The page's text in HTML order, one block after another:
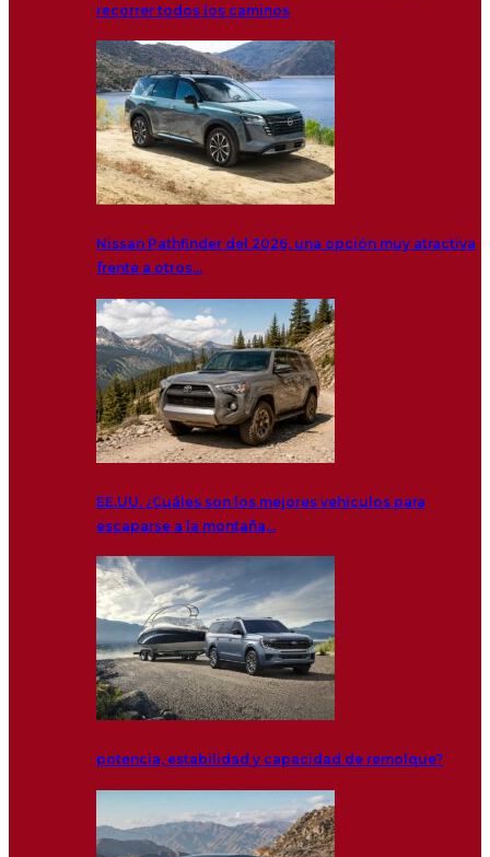
recorrer todos los caminos
Nissan Pathfinder del 2026, una opción muy atractiva
frente a otros…
EE.UU. ¿Cuáles son los mejores vehículos para
escaparse a la montaña…
potencia, estabilidad y capacidad de remolque?